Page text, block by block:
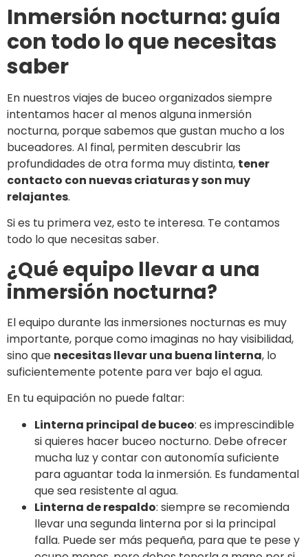
Inmersión nocturna: guía
con todo lo que necesitas
saber
En nuestros viajes de buceo organizados siempre
intentamos hacer al menos alguna inmersión
nocturna, porque sabemos que gustan mucho a los
buceadores. Al final, permiten descubrir las
profundidades de otra forma muy distinta, tener
contacto con nuevas criaturas y son muy
relajantes.
Si es tu primera vez, esto te interesa. Te contamos
todo lo que necesitas saber.
¿Qué equipo llevar a una
inmersión nocturna?
El equipo durante las inmersiones nocturnas es muy
importante, porque como imaginas no hay visibilidad,
sino que necesitas llevar una buena linterna, lo
suficientemente potente para ver bajo el agua.
En tu equipación no puede faltar:
Linterna principal de buceo: es imprescindible
si quieres hacer buceo nocturno. Debe ofrecer
mucha luz y contar con autonomía suficiente
para aguantar toda la inmersión. Es fundamental
que sea resistente al agua.
Linterna de respaldo: siempre se recomienda
llevar una segunda linterna por si la principal
falla. Puede ser más pequeña, para que te pese y